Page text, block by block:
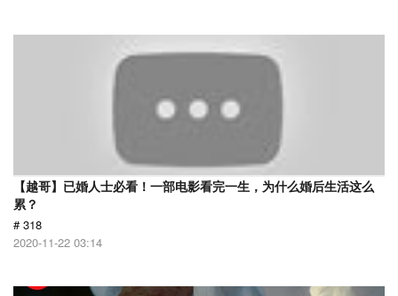
【越哥】已婚人士必看！一部电影看完一生，为什么婚后生活这么
累？
# 318
2020-11-22 03:14